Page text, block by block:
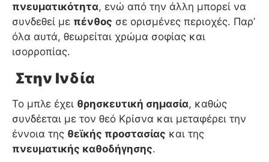
πνευματικότητα, ενώ από την άλλη μπορεί να
συνδεθεί με πένθος σε ορισμένες περιοχές. Παρ’
όλα αυτά, θεωρείται χρώμα σοφίας και
ισορροπίας.
Στην Ινδία
Το μπλε έχει θρησκευτική σημασία, καθώς
συνδέεται με τον θεό Κρίσνα και μεταφέρει την
έννοια της θεϊκής προστασίας και της
πνευματικής καθοδήγησης.